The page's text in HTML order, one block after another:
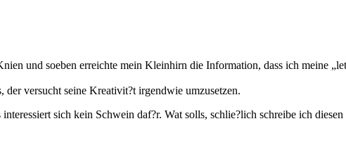
und soeben erreichte mein Kleinhirn die Information, dass ich meine
der versucht seine Kreativit?t irgendwie umzusetzen.
sich kein Schwein daf?r. Wat solls, schlie?lich schreibe ich